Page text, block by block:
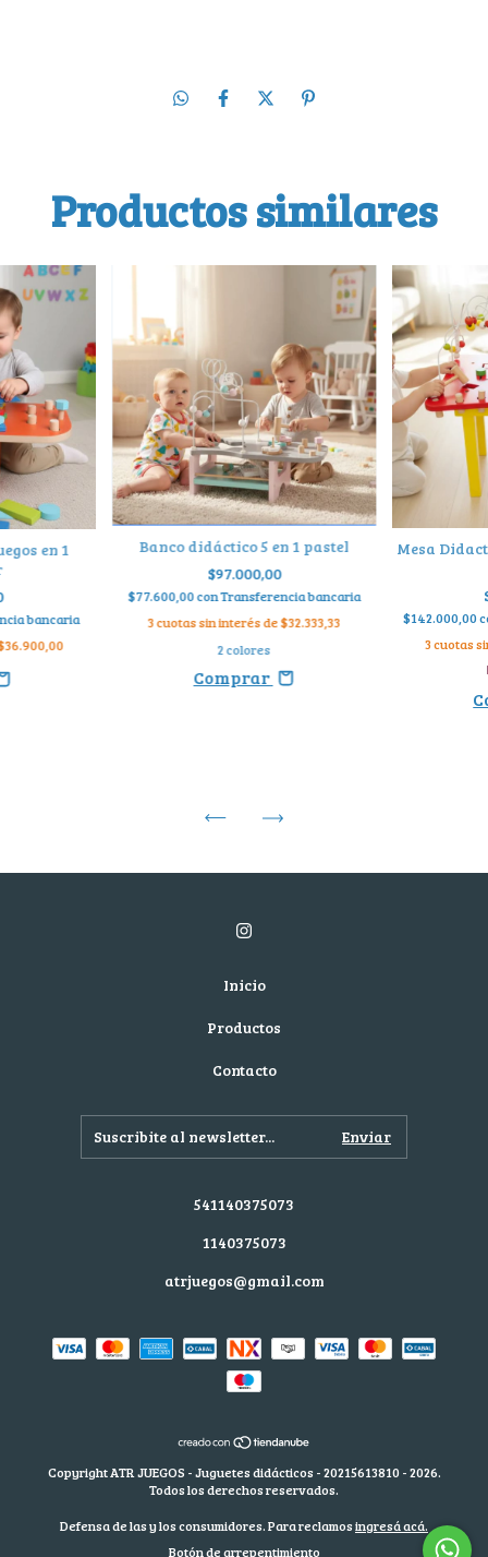
Productos similares
en 1
bancaria
Banco didáctico 5 en 1 pastel
$97.000,00
$77.600,00conTransferencia bancaria
3cuotas sin interés de$32.333,33
2 colores
Comprar
Mesa
$142.000,00
3 cuotas
Inicio
Productos
Contacto
541140375073
1140375073
atrjuegos@gmail.com
Copyright ATR JUEGOS - Juguetes didácticos - 20215613810 - 2026.
Todos los derechos reservados.
Defensa de las y los consumidores. Para reclamosingresá acá.
Botón de arrepentimiento